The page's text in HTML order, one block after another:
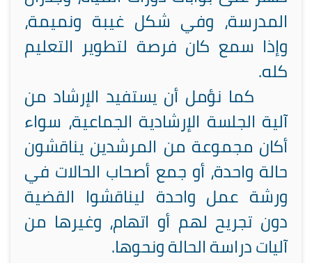
المدرسة، وفي شكل غيبة ونميمة،
وإذا سمع كان فرصة لتطوير التعليم
كله.
كما نؤمل أن يستفيد الإرشاد من
آلية الجلسة الإرشادية الجماعية، سواء
أكان مجموعة من المرشدين يناقشون
حالة واحدة، أو جمع أصحاب الحالات في
ورشة عمل واحدة ليناقشوا القضية
دون تجريح لهم أو اتهام، وغيرها من
آليات دراسة الحالة ونحوها.